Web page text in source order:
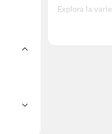
Explora la
Herramientas,